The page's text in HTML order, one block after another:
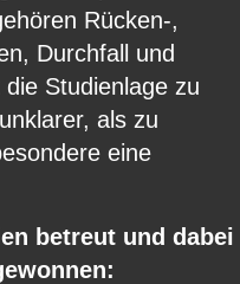
Rücken-,
Durchfall und
Studienlage zu
als zu
eine
betreut und dabei